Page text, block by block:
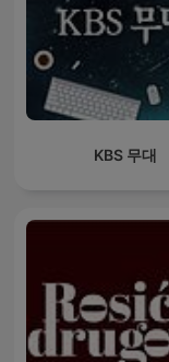
KBS 무대